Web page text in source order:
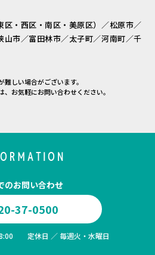
区・西区・南区・美原区）／松原市／
山市／富田林市／太子町／河南町／千
しい場合がございます。
お気軽にお問い合わせください。
のお問い合わせ
37-0500
定休日 ／ 毎週火・水曜日